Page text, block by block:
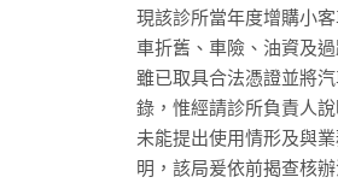
現該診所當年度增購小
車折舊、車險、油資及過
雖已取具合法憑證並將
錄，惟經請診所負責人
未能提出使用情形及與
明，該局爰依前揭查核